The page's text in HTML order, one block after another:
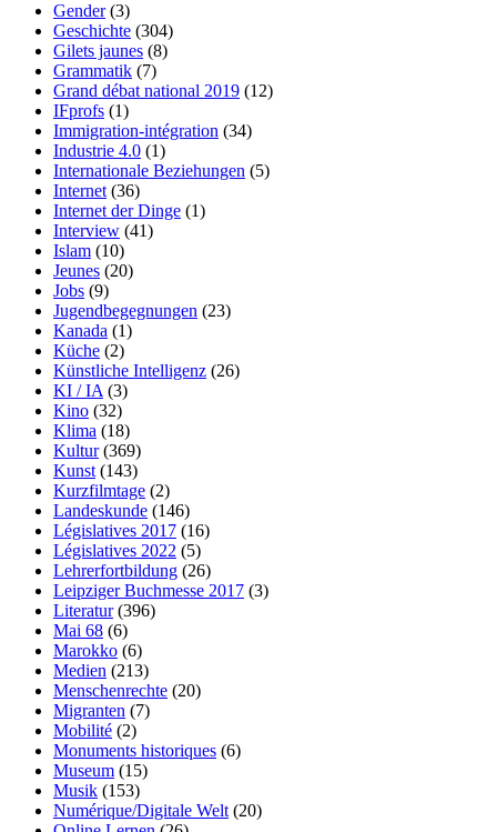
Gender(3)
Geschichte (304)
Gilets jaunes (8)
Grammatik (7)
Grand débat national 2019 (12)
IFprofs (1)
Immigration-intégration (34)
Industrie 4.0 (1)
Internationale Beziehungen (5)
Internet (36)
Internet der Dinge (1)
Interview (41)
Islam (10)
Jeunes (20)
Jobs (9)
Jugendbegegnungen (23)
Kanada (1)
Küche (2)
Künstliche Intelligenz (26)
KI / IA (3)
Kino (32)
Klima (18)
Kultur(369)
Kunst (143)
Kurzfilmtage (2)
Landeskunde (146)
Législatives 2017 (16)
Législatives 2022 (5)
Lehrerfortbildung (26)
Leipziger Buchmesse 2017 (3)
Literatur(396)
Mai 68 (6)
Marokko (6)
Medien (213)
Menschenrechte (20)
Migranten (7)
Mobilité (2)
Monuments historiques (6)
Museum (15)
Musik (153)
Numérique/Digitale Welt (20)